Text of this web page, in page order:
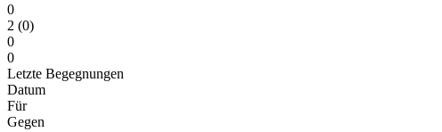
0
2 (0)
0
0
Letzte Begegnungen
Datum
Für
Gegen